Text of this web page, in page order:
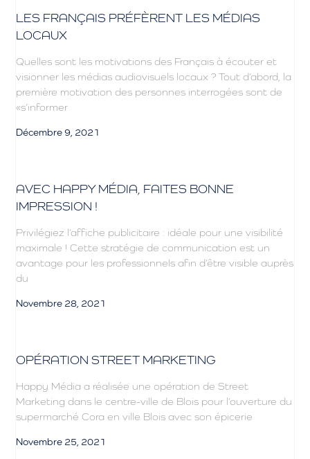
LES FRANÇAIS PRÉFÈRENT LES MÉDIAS
LOCAUX
Quelles sont les motivations des Français à écouter et
visionner les médias audiovisuels locaux ? Tout d’abord, la
première motivation des personnes interrogées sont de
«s’informer
Décembre 9, 2021
AVEC HAPPY MÉDIA, FAITES BONNE
IMPRESSION !
Privilégiez l’affiche publicitaire : idéale pour une visibilité
maximale ! Cette stratégie de communication est un
avantage pour les professionnels afin d’être visible auprès
du
Novembre 28, 2021
OPÉRATION STREET MARKETING
Happy Média a réalisée une opération de Street
Marketing dans le centre-ville de Blois pour l’ouverture du
supermarché Cora en ville Blois avec son épicerie
Novembre 25, 2021